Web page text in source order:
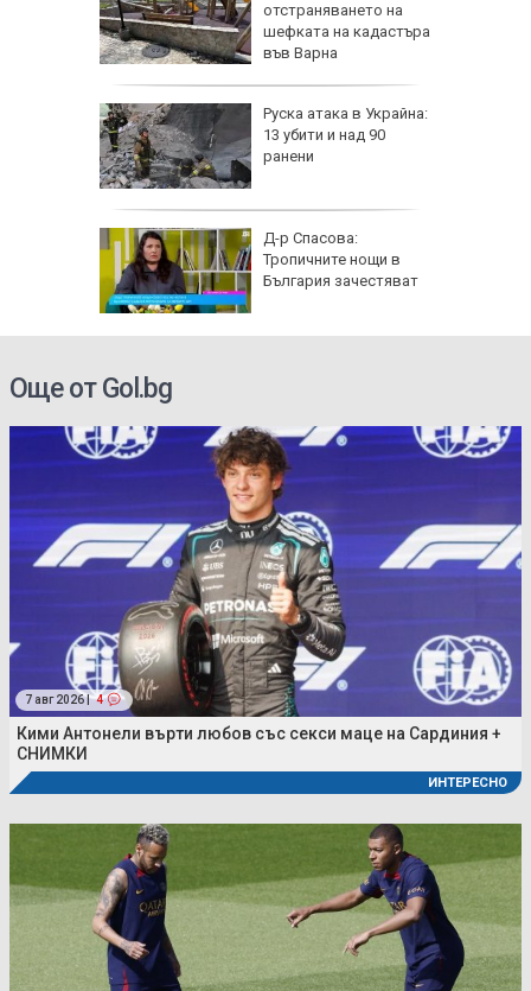
отстраняването на
шефката на кадастъра
във Варна
Руска атака в Украйна:
13 убити и над 90
ранени
Д-р Спасова:
Тропичните нощи в
България зачестяват
Още от Gol.bg
7 авг 2026 | 4
Кими Антонели върти любов със секси маце на Сардиния +
СНИМКИ
ИНТЕРЕСНО